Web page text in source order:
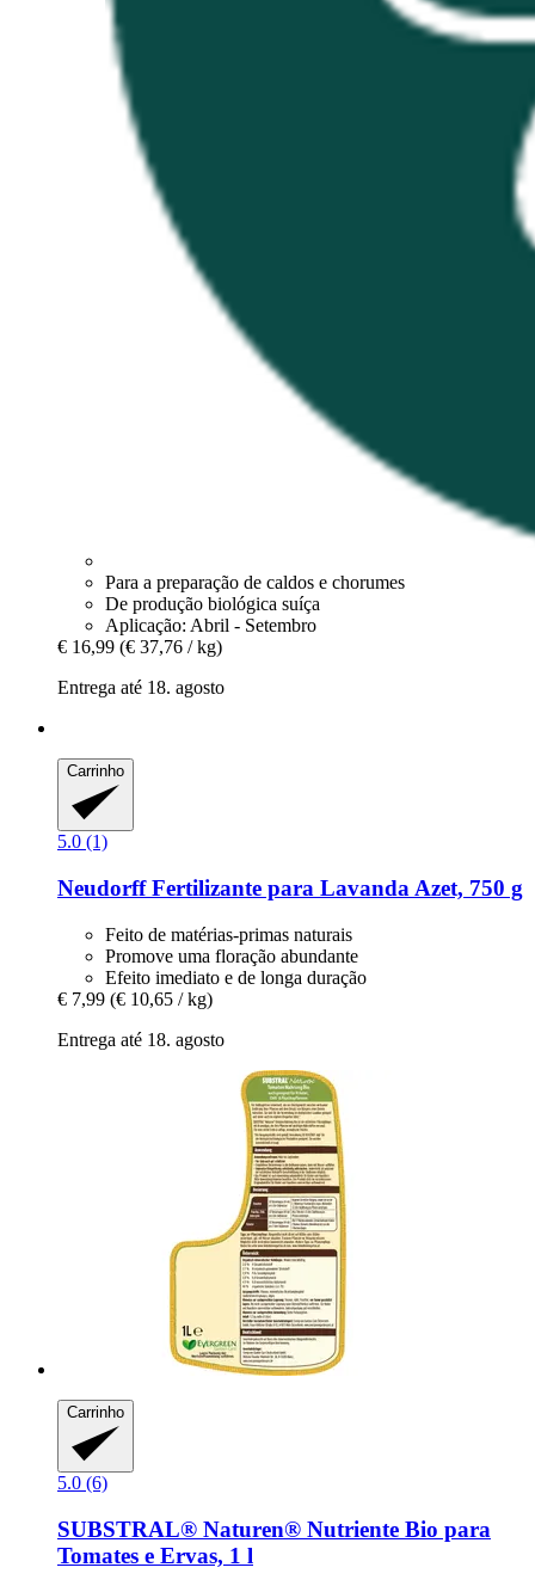
Para a preparação de caldos e chorumes
De produção biológica suíça
Aplicação: Abril - Setembro
€ 16,99 (€ 37,76 / kg)
Entrega até 18. agosto
Carrinho
5.0 (1)
NeudorffFertilizante para Lavanda Azet, 750 g
Feito de matérias-primas naturais
Promove uma floração abundante
Efeito imediato e de longa duração
€ 7,99 (€ 10,65 / kg)
Entrega até 18. agosto
Carrinho
5.0 (6)
SUBSTRAL® Naturen® Nutriente Bio para
Tomates e Ervas, 1 l